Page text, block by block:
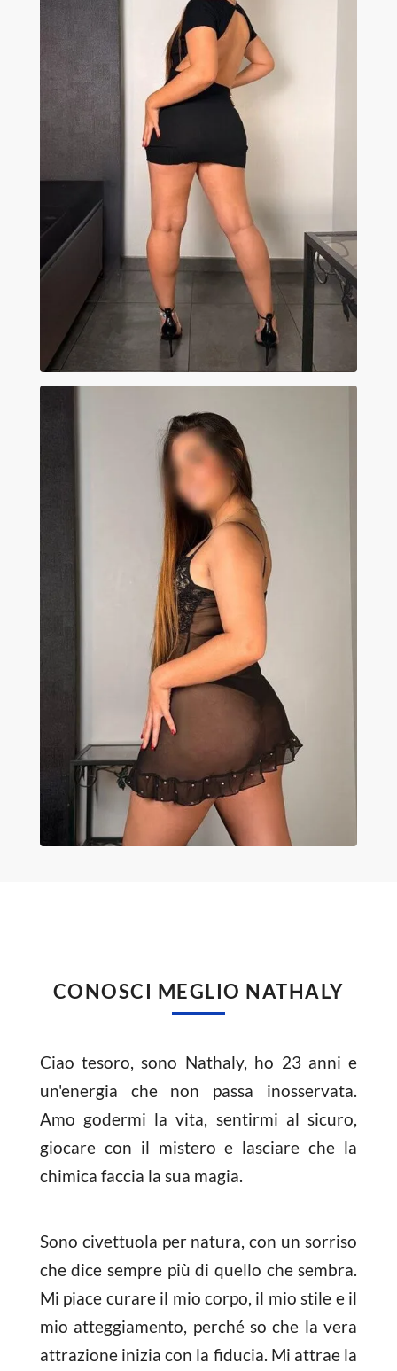
CONOSCI MEGLIO NATHALY
Ciao tesoro, sono Nathaly, ho 23 anni e
un'energia che non passa inosservata.
Amo godermi la vita, sentirmi al sicuro,
giocare con il mistero e lasciare che la
chimica faccia la sua magia.
Sono civettuola per natura, con un sorriso
che dice sempre più di quello che sembra.
Mi piace curare il mio corpo, il mio stile e il
mio atteggiamento, perché so che la vera
attrazione inizia con la fiducia. Mi attrae la